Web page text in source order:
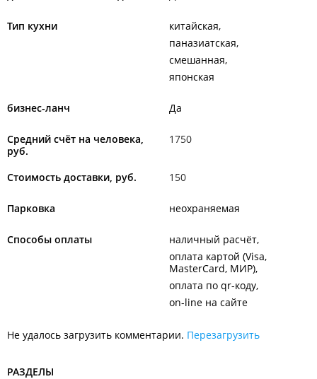
Тип кухни
китайская
паназиатская
смешанная
японская
бизнес-ланч Да
Средний счёт на человека,
руб.
1750
Стоимость доставки, руб. 150
Парковка неохраняемая
Способы оплаты
наличный расчёт
оплата картой (Visa,
MasterCard, МИР)
оплата по qr-коду
on-line на сайте
Не удалось загрузить комментарии. Перезагрузить
РАЗДЕЛЫ